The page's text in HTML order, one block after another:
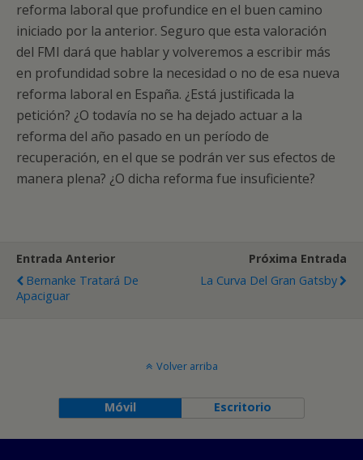
reforma laboral que profundice en el buen camino
iniciado por la anterior. Seguro que esta valoración
del FMI dará que hablar y volveremos a escribir más
en profundidad sobre la necesidad o no de esa nueva
reforma laboral en España. ¿Está justificada la
petición? ¿O todavía no se ha dejado actuar a la
reforma del año pasado en un período de
recuperación, en el que se podrán ver sus efectos de
manera plena? ¿O dicha reforma fue insuficiente?
Entrada Anterior
Bernanke Tratará De
Apaciguar
Próxima Entrada
La Curva Del Gran Gatsby
Volver arriba
Móvil Escritorio